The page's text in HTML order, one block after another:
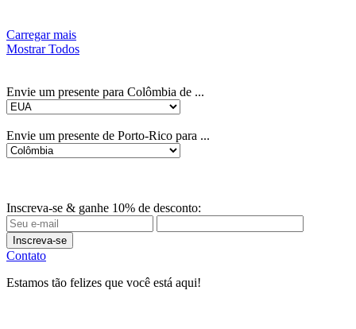
Carregar mais
Mostrar Todos
Envie um presente para Colômbia de ...
Envie um presente de Porto-Rico para ...
Inscreva-se & ganhe 10% de desconto:
Inscreva-se
Contato
Estamos tão felizes que você está aqui!